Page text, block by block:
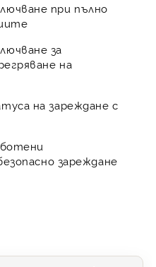
при пълно
за
на
на зареждане с
зареждане